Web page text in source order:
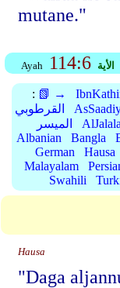
mutane."
Ayah 114:6 الأية
: 📗 →
القرطوبي
الميسر
Albanian
Bangla
German
Hausa
Malayalam
Swahili
Hausa
"Daga